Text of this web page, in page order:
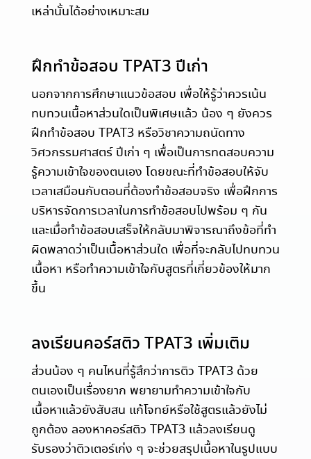
เหล่านั้นได้อย่างเหมาะสม
ฝึกทำข้อสอบ TPAT3 ปีเก่า
นอกจากการศึกษาแนวข้อสอบ เพื่อให้รู้ว่าควรเน้น
ทบทวนเนื้อหาส่วนใดเป็นพิเศษแล้ว น้อง ๆ ยังควร
ฝึกทำข้อสอบ TPAT3 หรือวิชาความถนัดทาง
วิศวกรรมศาสตร์ ปีเก่า ๆ เพื่อเป็นการทดสอบความ
รู้ความเข้าใจของตนเอง โดยขณะที่ทำข้อสอบให้จับ
เวลาเสมือนกับตอนที่ต้องทำข้อสอบจริง เพื่อฝึกการ
บริหารจัดการเวลาในการทำข้อสอบไปพร้อม ๆ กัน
และเมื่อทำข้อสอบเสร็จให้กลับมาพิจารณาถึงข้อที่ทำ
ผิดพลาดว่าเป็นเนื้อหาส่วนใด เพื่อที่จะกลับไปทบทวน
เนื้อหา หรือทำความเข้าใจกับสูตรที่เกี่ยวข้องให้มาก
ขึ้น
ลงเรียนคอร์สติว TPAT3 เพิ่มเติม
ส่วนน้อง ๆ คนไหนที่รู้สึกว่าการติว TPAT3 ด้วย
ตนเองเป็นเรื่องยาก พยายามทำความเข้าใจกับ
เนื้อหาแล้วยังสับสน แก้โจทย์หรือใช้สูตรแล้วยังไม่
ถูกต้อง ลองหาคอร์สติว TPAT3 แล้วลงเรียนดู
รับรองว่าติวเตอร์เก่ง ๆ จะช่วยสรุปเนื้อหาในรูปแบบ